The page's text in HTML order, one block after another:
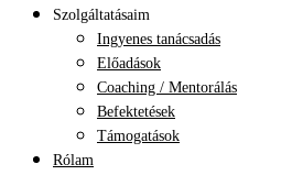
Szolgáltatásaim
Ingyenes tanácsadás
Előadások
Coaching / Mentorálás
Befektetések
Támogatások
Rólam